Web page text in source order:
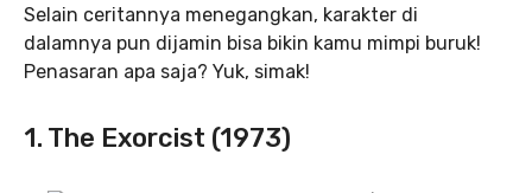
Selain ceritannya menegangkan, karakter di
dalamnya pun dijamin bisa bikin kamu mimpi buruk!
Penasaran apa saja? Yuk, simak!
1. The Exorcist (1973)